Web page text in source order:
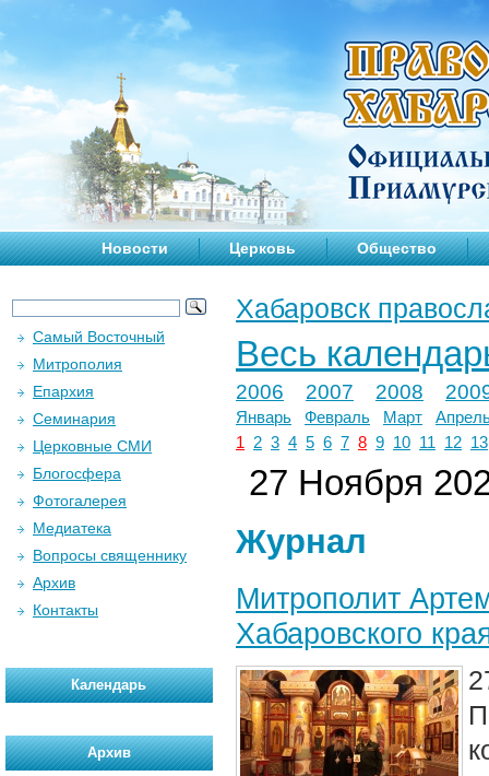
Новости Церковь Общество
Хабаровск
Весь
2006 2007 2008
Январь Февраль Март
1
2 3 4 5 6 7 8 9 10 11 12 13
27 Ноября
Журнал
Митрополит
Хабаровского
Самый Восточный
Митрополия
Епархия
Семинария
Церковные СМИ
Блогосфера
Фотогалерея
Медиатека
Вопросы священнику
Архив
Контакты
Календарь
Архив